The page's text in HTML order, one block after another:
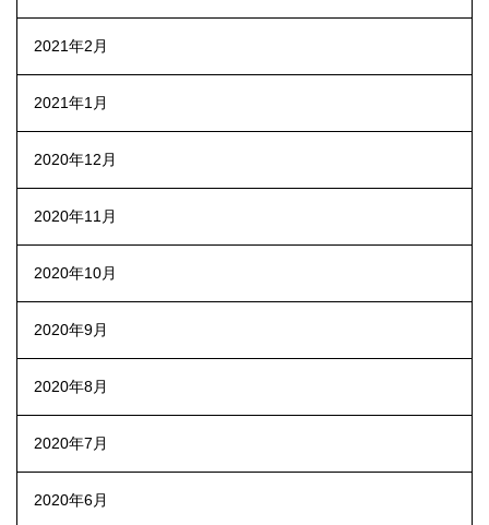
2021年2月
2021年1月
2020年12月
2020年11月
2020年10月
2020年9月
2020年8月
2020年7月
2020年6月